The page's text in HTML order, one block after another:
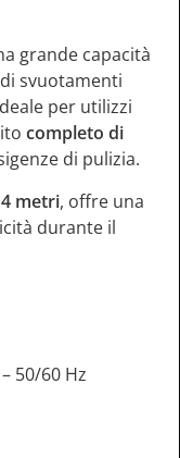
grande capacità
svuotamenti
per utilizzi
completo di
di pulizia.
metri, offre una
durante il
50/60 Hz